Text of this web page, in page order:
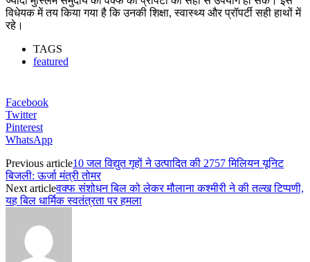
विधेयक में तय किया गया है कि उनकी शिक्षा, स्वास्थ्य और प्रॉपर्टी सही हाथों में
रहे।
TAGS
featured
Facebook
Twitter
Pinterest
WhatsApp
Previous article10 जल विद्युत गृहों ने उत्पादित की 2757 मिलियन यूनिट
बिजली: ऊर्जा मंत्री तोमर
Next articleवक्फ संशोधन बिल को लेकर मौलाना कश्मीरी ने की तल्ख टिप्पणी,
यह बिल धार्मिक स्वतंत्रता पर हमला